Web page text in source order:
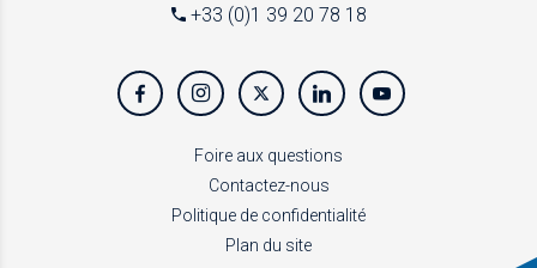
+33 (0)1 39 20 78 18
Foire aux questions
Contactez-nous
Politique de confidentialité
Plan du site